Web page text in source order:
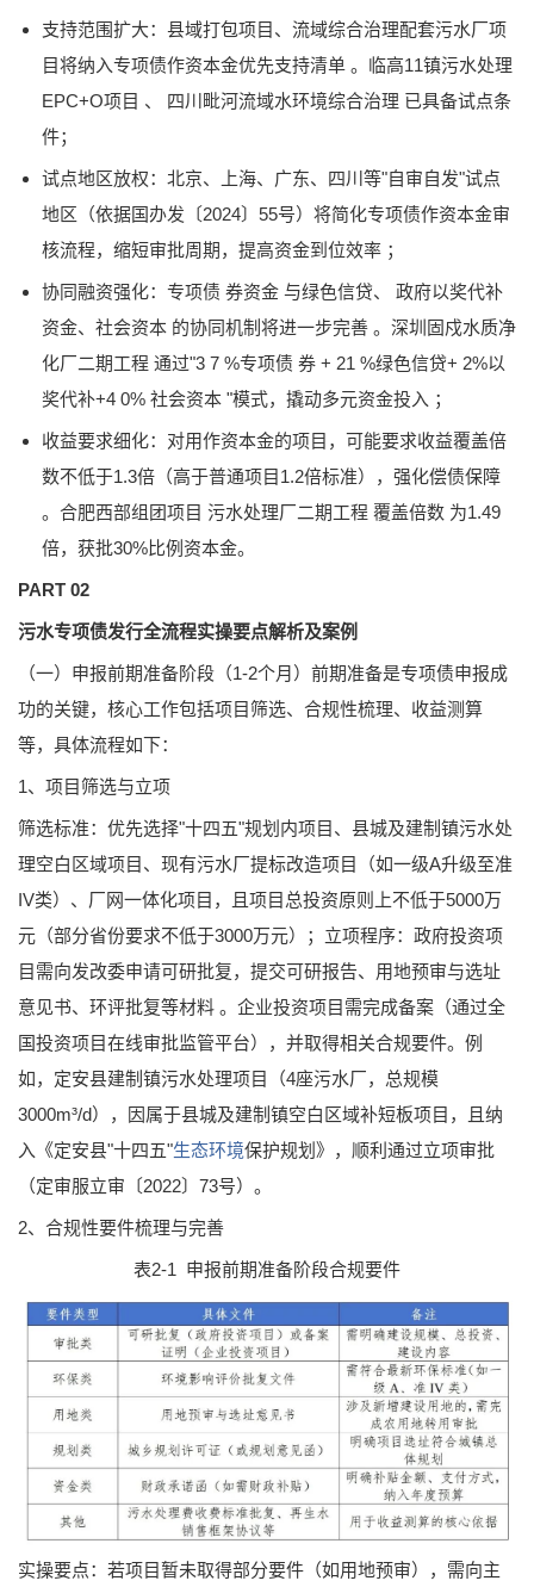
支持范围扩大：县域打包项目、流域综合治理配套污水厂项
目将纳入专项债作资本金优先支持清单 。临高11镇污水处理
EPC+O项目 、 四川毗河流域水环境综合治理 已具备试点条
件；
试点地区放权：北京、上海、广东、四川等"自审自发"试点
地区（依据国办发〔2024〕55号）将简化专项债作资本金审
核流程，缩短审批周期，提高资金到位效率 ；
协同融资强化：专项债 券资金 与绿色信贷、 政府以奖代补
资金、社会资本 的协同机制将进一步完善 。深圳固戍水质净
化厂二期工程 通过"3 7 %专项债 券 + 21 %绿色信贷+ 2%以
奖代补+4 0% 社会资本 "模式，撬动多元资金投入 ；
收益要求细化：对用作资本金的项目，可能要求收益覆盖倍
数不低于1.3倍（高于普通项目1.2倍标准），强化偿债保障
。合肥西部组团项目 污水处理厂二期工程 覆盖倍数 为1.49
倍，获批30%比例资本金。
PART 02
污水专项债发行全流程实操要点解析及案例
（一）申报前期准备阶段（1-2个月）前期准备是专项债申报成
功的关键，核心工作包括项目筛选、合规性梳理、收益测算
等，具体流程如下：
1、项目筛选与立项
筛选标准：优先选择"十四五"规划内项目、县城及建制镇污水处
理空白区域项目、现有污水厂提标改造项目（如一级A升级至准
IV类）、厂网一体化项目，且项目总投资原则上不低于5000万
元（部分省份要求不低于3000万元）；立项程序：政府投资项
目需向发改委申请可研批复，提交可研报告、用地预审与选址
意见书、环评批复等材料 。企业投资项目需完成备案（通过全
国投资项目在线审批监管平台），并取得相关合规要件。例
如，定安县建制镇污水处理项目（4座污水厂，总规模
3000m³/d），因属于县城及建制镇空白区域补短板项目，且纳
入《定安县"十四五"生态环境保护规划》，顺利通过立项审批
（定审服立审〔2022〕73号）。
2、合规性要件梳理与完善
表2-1 申报前期准备阶段合规要件
实操要点：若项目暂未取得部分要件（如用地预审），需向主